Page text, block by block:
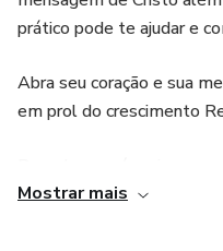
prático pode te ajudar e
Abra seu coração e sua
em prol do crescimento
Amor de Cristo, de forma
Mostrar mais